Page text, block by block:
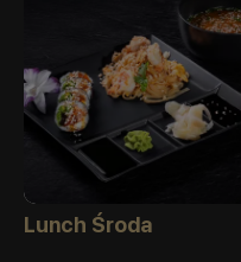
Lunch Środa